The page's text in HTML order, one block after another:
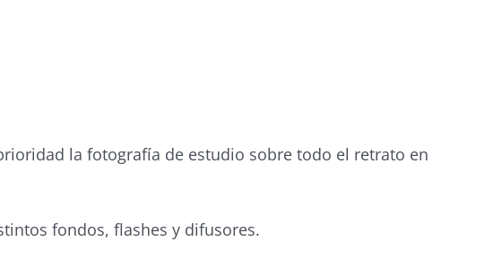
la fotografía de estudio sobre todo el retrato en
fondos, flashes y difusores.